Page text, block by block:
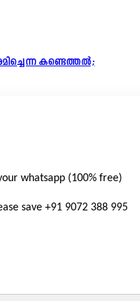
കണ്ടെത്തൽ;
whatsapp (100% free)
save +91 9072 388 995